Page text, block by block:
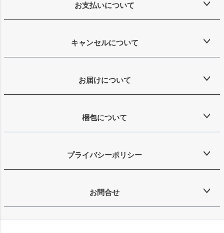
お支払いについて
キャンセルについて
お届けについて
梱包について
プライバシーポリシー
お問合せ